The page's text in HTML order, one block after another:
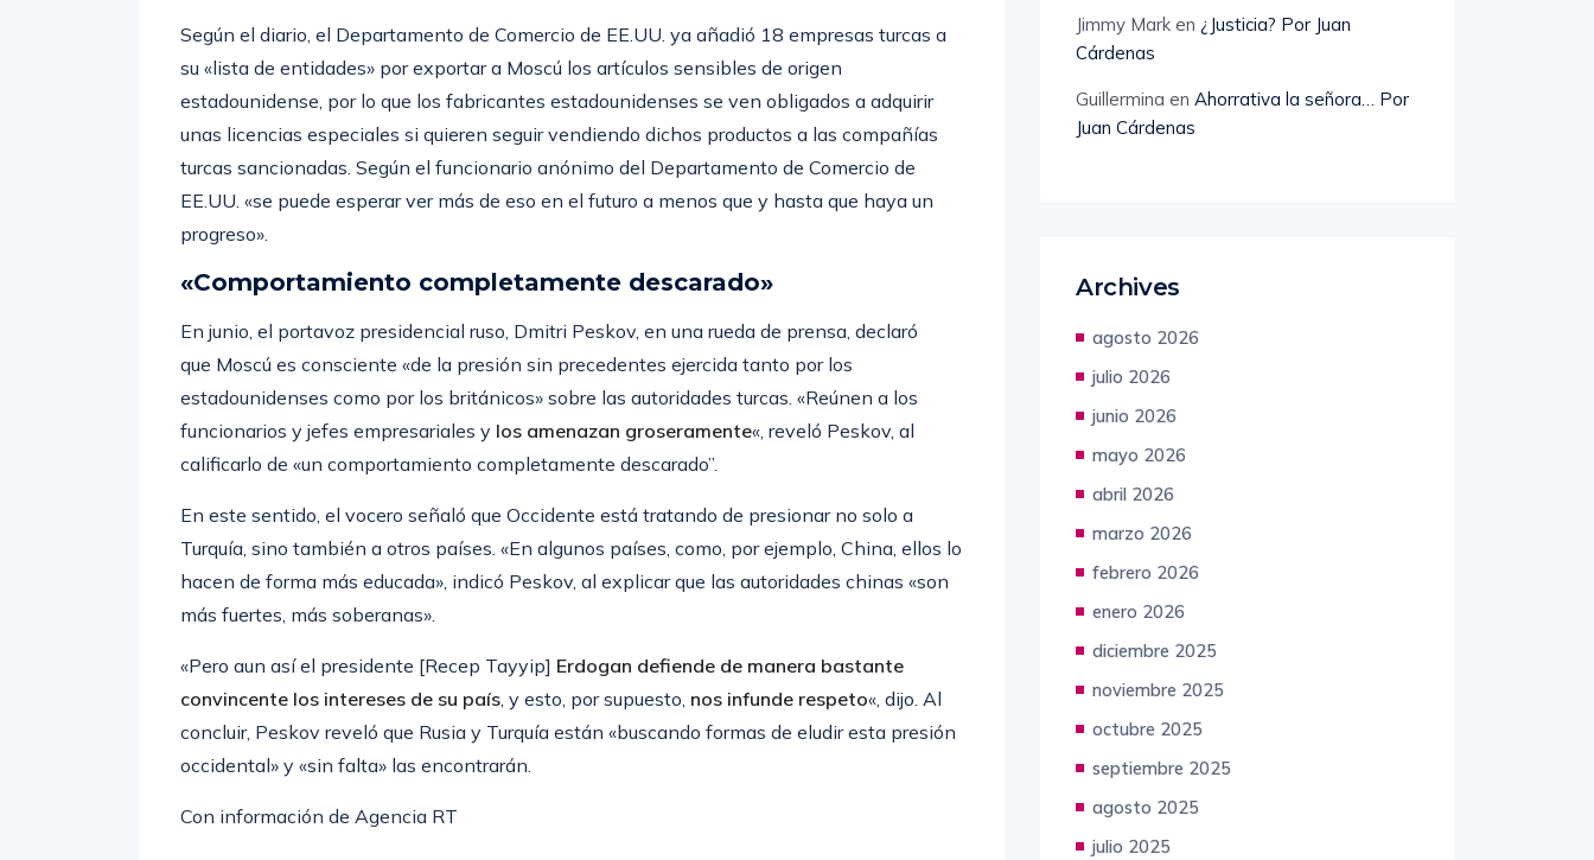
Según el diario, el Departamento de Comercio de EE.UU. ya añadió 18 empresas turcas a
su «lista de entidades» por exportar a Moscú los artículos sensibles de origen
estadounidense, por lo que los fabricantes estadounidenses se ven obligados a adquirir
unas licencias especiales si quieren seguir vendiendo dichos productos a las compañías
turcas sancionadas. Según el funcionario anónimo del Departamento de Comercio de
EE.UU. «se puede esperar ver más de eso en el futuro a menos que y hasta que haya un
progreso».
«Comportamiento completamente descarado»
En junio, el portavoz presidencial ruso, Dmitri Peskov, en una rueda de prensa, declaró
que Moscú es consciente «de la presión sin precedentes ejercida tanto por los
estadounidenses como por los británicos» sobre las autoridades turcas. «Reúnen a los
funcionarios y jefes empresariales y los amenazan groseramente«, reveló Peskov, al
calificarlo de «un comportamiento completamente descarado”.
En este sentido, el vocero señaló que Occidente está tratando de presionar no solo a
Turquía, sino también a otros países. «En algunos países, como, por ejemplo, China, ellos lo
hacen de forma más educada», indicó Peskov, al explicar que las autoridades chinas «son
más fuertes, más soberanas».
«Pero aun así el presidente [Recep Tayyip] Erdogan defiende de manera bastante
convincente los intereses de su país, y esto, por supuesto, nos infunde respeto«, dijo. Al
concluir, Peskov reveló que Rusia y Turquía están «buscando formas de eludir esta presión
occidental» y «sin falta» las encontrarán.
Con información de Agencia RT
Jimmy Mark en ¿Justicia? Por Juan
Cárdenas
Guillermina en Ahorrativa la señora… Por
Juan Cárdenas
Archives
agosto 2026
julio 2026
junio 2026
mayo 2026
abril 2026
marzo 2026
febrero 2026
enero 2026
diciembre 2025
noviembre 2025
octubre 2025
septiembre 2025
agosto 2025
julio 2025